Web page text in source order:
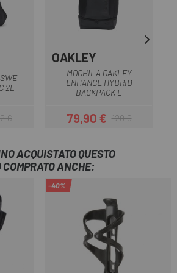
2L
base
€
OAKLEY
MOCHILA OAKLEY
ENHANCE HYBRID
BACKPACK L
Prezzo
79,90 €Prezzo base
120 €
ACQUISTATO QUESTO
ANCHE:
-40%